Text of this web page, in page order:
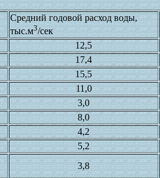
Средний годовой расход воды,
тыс.м3/сек
12,5
17,4
15,5
11,0
3,0
8,0
4,2
5,2
3,8